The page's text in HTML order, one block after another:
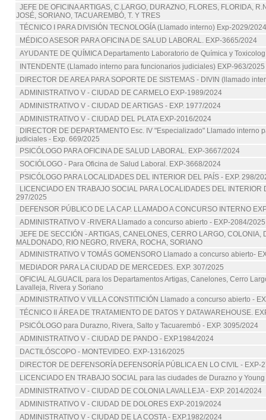
JEFE DE OFICINA ARTIGAS, C.LARGO, DURAZNO, FLORES, FLORIDA,
JOSÉ, SORIANO, TACUAREMBÓ, T. Y TRES
TÉCNICO I PARA DIVISIÓN TECNOLOGÍA (Llamado interno) Exp-2029/
MÉDICO ASESOR PARA OFICINA DE SALUD LABORAL. EXP-3665/2024
AYUDANTE DE QUÍMICA Departamento Laboratorio de Química y
INTENDENTE (Llamado interno para funcionarios judiciales) EXP-963/2025
DIRECTOR DE AREA PARA SOPORTE DE SISTEMAS - DIVIN (llamado
ADMINISTRATIVO V - CIUDAD DE CARMELO EXP-1989/2024
ADMINISTRATIVO V - CIUDAD DE ARTIGAS - EXP. 1977/2024
ADMINISTRATIVO V - CIUDAD DEL PLATA EXP-2016/2024
DIRECTOR DE DEPARTAMENTO Esc. IV "Especializado" Llamado interno
judiciales - Exp. 669/2025
PSICÓLOGO PARA OFICINA DE SALUD LABORAL. EXP-3667/2024
SOCIÓLOGO - Para Oficina de Salud Laboral. EXP-3668/2024
PSICÓLOGO PARA LOCALIDADES DEL INTERIOR DEL PAÍS - EXP. 298/
LICENCIADO EN TRABAJO SOCIAL PARA LOCALIDADES DEL INTERIOR
297/2025
DEFENSOR PÚBLICO DE LA CAP. LLAMADO A CONCURSO INTERNO
ADMINISTRATIVO V -RIVERA Llamado a concurso abierto - EXP-2084/2025
JEFE DE SECCIÓN - ARTIGAS, CANELONES, CERRO LARGO, COLONIA,
MALDONADO, RIO NEGRO, RIVERA, ROCHA, SORIANO
ADMINISTRATIVO V TOMÁS GOMENSORO Llamado a concurso abierto-
MEDIADOR PARA LA CIUDAD DE MERCEDES. EXP. 307/2025
OFICIAL ALGUACIL para los Departamentos Artigas, Canelones, Cerro
Lavalleja, Rivera y Soriano
ADMINISTRATIVO V VILLA CONSTITICIÓN Llamado a concurso abierto -
TÉCNICO II ÁREA DE TRATAMIENTO DE DATOS Y DATAWAREHOUSE.
PSICÓLOGO para Durazno, Rivera, Salto y Tacuarembó - EXP. 3095/2024
ADMINISTRATIVO V - CIUDAD DE PANDO - EXP.1984/2024
DACTILÓSCOPO - MONTEVIDEO. EXP-1316/2025
DIRECTOR DE DEFENSORÍA DEFENSORÍA PÚBLICA EN LO CIVIL - EXP-
LICENCIADO EN TRABAJO SOCIAL para las ciudades de Durazno y
ADMINISTRATIVO V - CIUDAD DE COLONIA LAVALLEJA - EXP. 2014/2024
ADMINISTRATIVO V - CIUDAD DE DOLORES EXP-2019/2024
ADMINISTRATIVO V - CIUDAD DE LA COSTA - EXP.1982/2024